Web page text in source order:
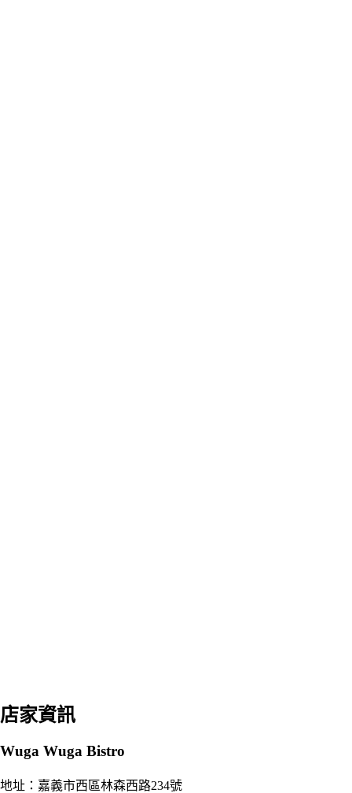
店家資訊
Wuga Wuga Bistro
地址：嘉義市西區林森西路234號